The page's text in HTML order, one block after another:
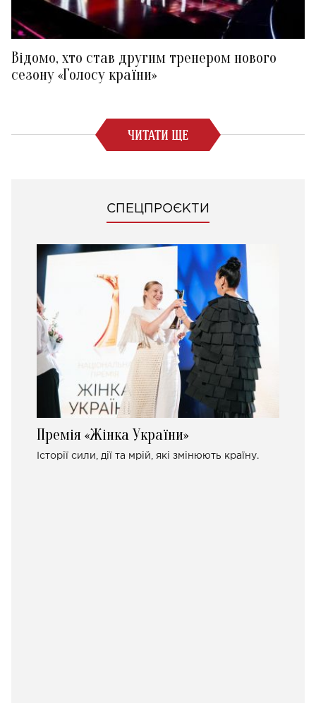
Відомо, хто став другим тренером нового
сезону «Голосу країни»
ЧИТАТИ ЩЕ
СПЕЦПРОЄКТИ
Премія «Жінка України»
Історії сили, дії та мрій, які змінюють країну.